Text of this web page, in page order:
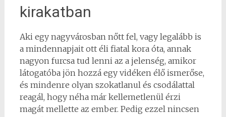
kirakatban
Aki egy nagyvárosban nőtt fel, vagy legalább is
a mindennapjait ott éli fiatal kora óta, annak
nagyon furcsa tud lenni az a jelenség, amikor
látogatóba jön hozzá egy vidéken élő ismerőse,
és mindenre olyan szokatlanul és csodálattal
reagál, hogy néha már kellemetlenül érzi
magát mellette az ember. Pedig ezzel nincsen